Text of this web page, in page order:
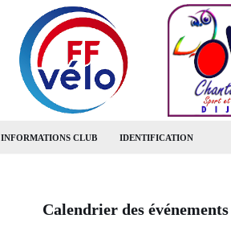
INFORMATIONS CLUB IDENTIFICATION
Calendrier des événements